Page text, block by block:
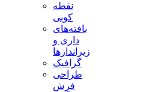
نقطه
کوبی
بافته‌های
داری و
زیراندازها
گرافیک
طراحی
فرش